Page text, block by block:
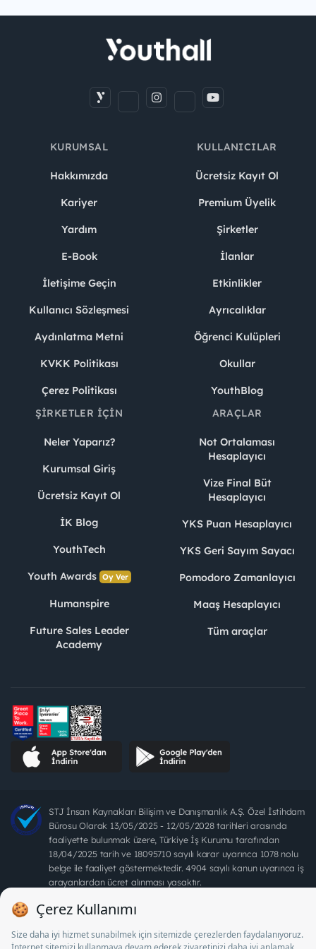
KURUMSAL
Hakkımızda
Kariyer
Yardım
E-Book
İletişime Geçin
Kullanıcı Sözleşmesi
Aydınlatma Metni
KVKK Politikası
Çerez Politikası
KULLANICILAR
Ücretsiz Kayıt Ol
Premium Üyelik
Şirketler
İlanlar
Etkinlikler
Ayrıcalıklar
Öğrenci Kulüpleri
Okullar
YouthBlog
ŞIRKETLER İÇIN
Neler Yaparız?
Kurumsal Giriş
Ücretsiz Kayıt Ol
İK Blog
YouthTech
Youth Awards Oy Ver
Humanspire
Future Sales Leader
Academy
ARAÇLAR
Not Ortalaması
Hesaplayıcı
Vize Final Büt
Hesaplayıcı
YKS Puan Hesaplayıcı
YKS Geri Sayım Sayacı
Pomodoro Zamanlayıcı
Maaş Hesaplayıcı
Tüm araçlar
STJ İnsan Kaynakları Bilişim ve Danışmanlık A.Ş. Özel İstihdam
Bürosu Olarak 13/05/2025 - 12/05/2028 tarihleri arasında
faaliyette bulunmak üzere, Türkiye İş Kurumu tarafından
18/04/2025 tarih ve 18095710 sayılı karar uyarınca 1078 nolu
belge ile faaliyet göstermektedir. 4904 sayılı kanun uyarınca iş
arayanlardan ücret alınması yasaktır.